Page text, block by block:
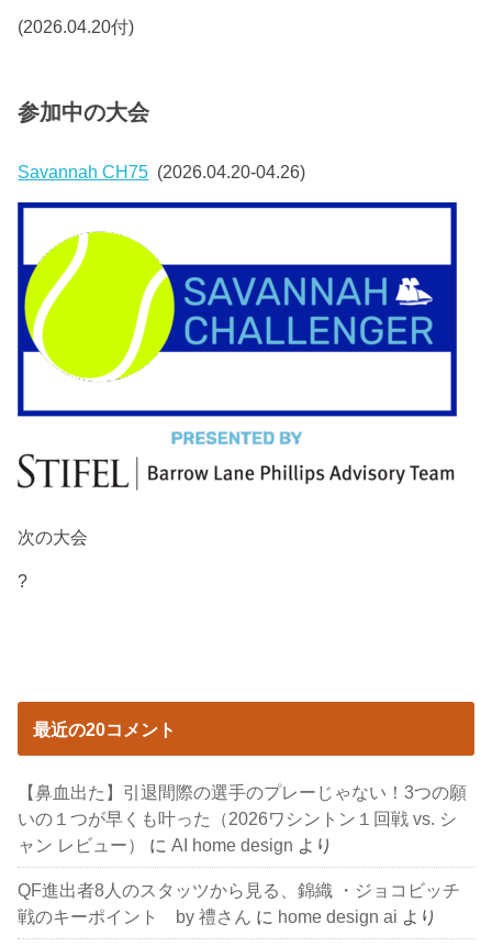
(2026.04.20付)
参加中の大会
Savannah CH75 (2026.04.20-04.26)
次の大会
?
最近の20コメント
【鼻血出た】引退間際の選手のプレーじゃない！3つの願
いの１つが早くも叶った（2026ワシントン１回戦 vs. シ
ャン レビュー）
にAI home design より
QF進出者8人のスタッツから見る、錦織 ・ジョコビッチ
戦のキーポイント by 禮さん に home design ai より